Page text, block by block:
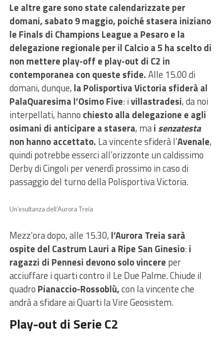
Le altre gare sono state calendarizzate per
domani, sabato 9 maggio, poiché stasera iniziano
le Finals di Champions League a Pesaro e la
delegazione regionale per il Calcio a 5 ha scelto di
non mettere play-off e play-out di C2 in
contemporanea con queste sfide.Alle 15.00 di
domani, dunque, la Polisportiva Victoria sfiderà al
PalaQuaresima l’Osimo Five: ivillastradesi, da noi
interpellati, hanno chiesto alla delegazione e agli
osimani di anticipare a stasera, mai senzatesta
non hanno accettato. La vincente sfiderà l’Avenale,
quindi potrebbe esserci all’orizzonte un caldissimo
Derby di Cingoli per venerdì prossimo in caso di
passaggio del turno della Polisportiva Victoria.
Un’esultanza dell’Aurora Treia
Mezz’ora dopo, alle 15.30, l’Aurora Treia sarà
ospite del Castrum Lauri a Ripe San Ginesio:i
ragazzi di Pennesi devono solo vincere per
acciuffare i quarti contro il Le Due Palme. Chiude il
quadro Pianaccio-Rossoblù,con la vincente che
andrà a sfidare ai Quarti la Vire Geosistem.
Play-out di Serie C2